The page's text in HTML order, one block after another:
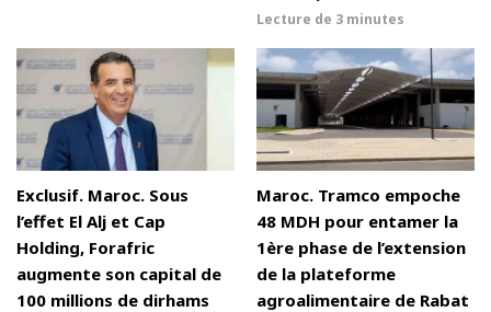
Lecture de 3 minutes
Exclusif. Maroc. Sous
l’effet El Alj et Cap
Holding, Forafric
augmente son capital de
100 millions de dirhams
Maroc. Tramco empoche
48 MDH pour entamer la
1ère phase de l’extension
de la plateforme
agroalimentaire de Rabat